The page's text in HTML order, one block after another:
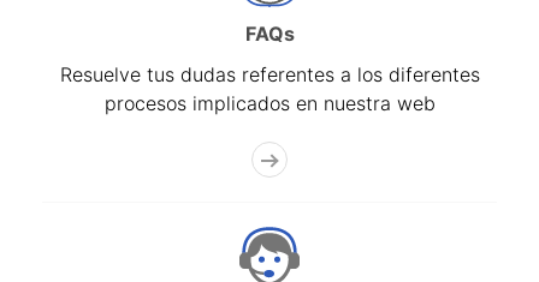
FAQs
Resuelve tus dudas referentes a los diferentes
procesos implicados en nuestra web